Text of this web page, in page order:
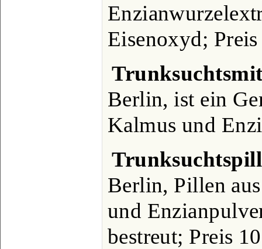
Eisenoxyd;
Berlin, ist ein
Kalmus und
Berlin, Pillen
und
bestreut; Preis